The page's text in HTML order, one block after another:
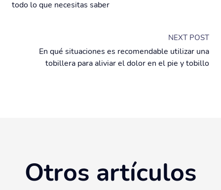
todo lo que necesitas saber
NEXT POST
En qué situaciones es recomendable utilizar una
tobillera para aliviar el dolor en el pie y tobillo
Otros artículos